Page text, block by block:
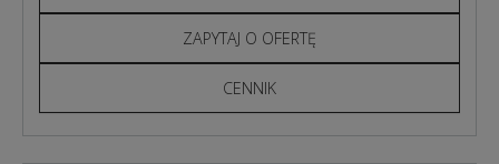
ZAPYTAJ O OFERTĘ
CENNIK